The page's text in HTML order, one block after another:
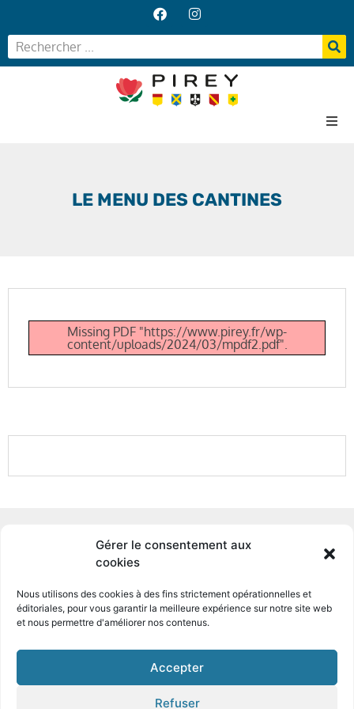
Gérer le consentement aux
cookies
Nous utilisons des cookies à des fins strictement opérationnelles et
éditoriales, pourvous garantir la meilleure expérience sur notre site web
et nous permettre d'améliorer nos contenus.
Accepter
Refuser
Vos servicesLE MENU DES CANTINES
Missing PDF "https://www.pirey.fr/wp-
content/uploads/2024/03/mpdf2.pdf".
DOCUMENTS PDF TÉLÉCHARGEABLES
Pas de contenu supplémentaire
© Tous droits réservé Textes et images - Crédits Photo extérieur : Eric